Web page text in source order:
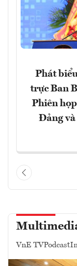
Phát
trực Ban
Phiên
Đảng
VnE TVPodcast